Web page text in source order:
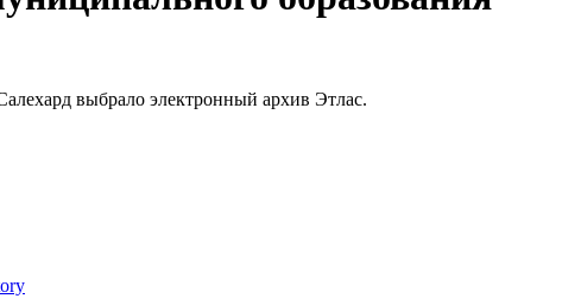
выбрало электронный архив Этлас.